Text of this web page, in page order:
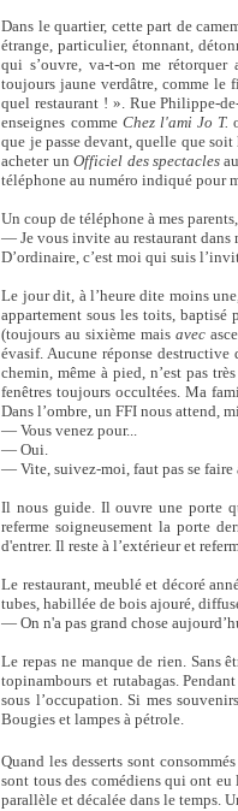
Dans le quartier, cette part de
étrange, particulier, étonnant,
qui s’ouvre, va-t-on me
toujours jaune verdâtre, comme le
quel restaurant ! ». Rue Philippe-
enseignes comme Chez l'ami Jo T.
que je passe devant, quelle que
acheter unOfficiel des spectacles
téléphone au numéro indiqué pour
Un coup de téléphone à mes
— Je vous invite au restaurant dans
D’ordinaire, c’est moi qui suis
Le jour dit, à l’heure dite moins
appartement sous les toits, baptisé
(toujours au sixième maisavec
évasif. Aucune réponse destructive
chemin, même à pied, n’est pas
fenêtres toujours occultées. Ma
Dans l’ombre, un FFI nous attend,
— Vous venez pour...
— Oui.
— Vite, suivez-moi, faut pas se faire
Il nous guide. Il ouvre une porte
referme soigneusement la porte
d'entrer. Il reste à l’extérieur et
Le restaurant, meublé et décoré
tubes, habillée de bois ajouré,
— On n'a pas grand chose
Le repas ne manque de rien. Sans
topinambours et rutabagas.
sous l’occupation. Si mes
Bougies et lampes à pétrole.
Quand les desserts sont
sont tous des comédiens qui ont eu
parallèle et décalée dans le temps.